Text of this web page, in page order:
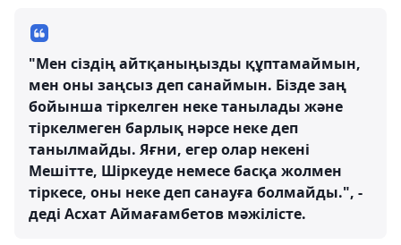
"Мен сіздің айтқаныңызды құптамаймын,
мен оны заңсыз деп санаймын. Бізде заң
бойынша тіркелген неке танылады және
тіркелмеген барлық нәрсе неке деп
танылмайды. Яғни, егер олар некені
Мешітте, Шіркеуде немесе басқа жолмен
тіркесе, оны неке деп санауға болмайды.", -
деді Асхат Аймағамбетов мәжілісте.